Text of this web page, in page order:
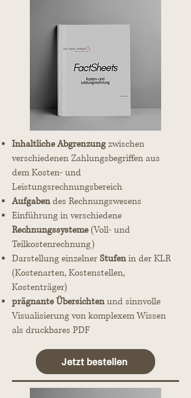
Inhaltliche Abgrenzungzwischen
verschiedenen Zahlungsbegriffen aus
dem Kosten- und
Leistungsrechnungsbereich
Aufgabendes Rechnungswesens
Einführung in verschiedene
Rechnungssysteme(Voll- und
Teilkostenrechnung)
Darstellung einzelnerStufenin der KLR
(Kostenarten, Kostenstellen,
Kostenträger)
prägnante Übersichtenund sinnvolle
Visualisierung von komplexem Wissen
als druckbares PDF
Jetzt bestellen